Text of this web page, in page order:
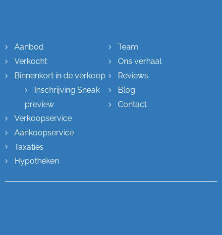
Aanbod
Verkocht
Binnenkort in de verkoop
Inschrijving Sneak
preview
Verkoopservice
Aankoopservice
Taxaties
Hypotheken
Team
Ons verhaal
Reviews
Blog
Contact